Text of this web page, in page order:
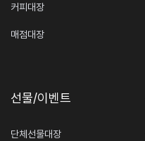
커피대장
매점대장
선물/이벤트
단체선물대장